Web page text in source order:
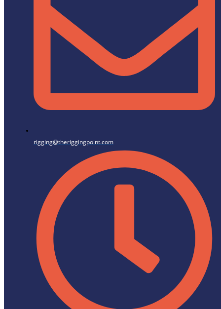
rigging@theriggingpoint.com